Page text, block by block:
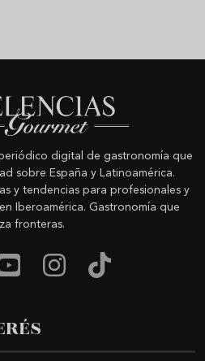
digital de gastronomía que
sobre España y Latinoamérica.
y tendencias para profesionales y
Iberoamérica. Gastronomía que
fronteras.